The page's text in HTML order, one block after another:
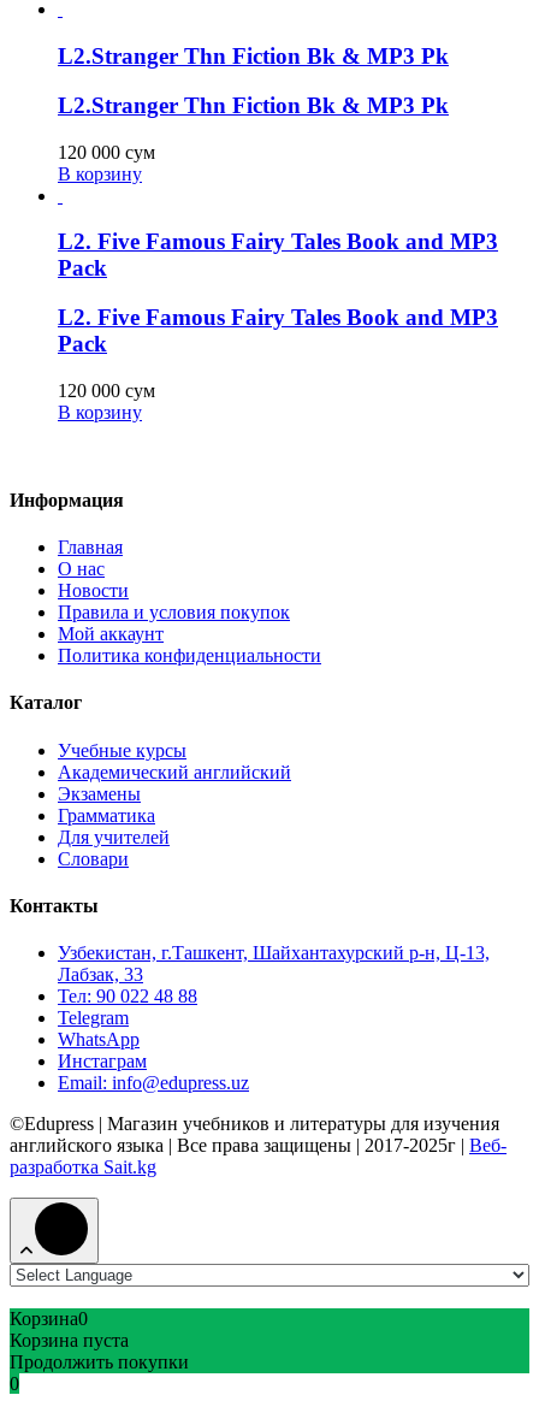
L2.Stranger Thn Fiction Bk & MP3 Pk
L2.Stranger Thn Fiction Bk & MP3 Pk
120 000 сум
В корзину
L2. Five Famous Fairy Tales Book and MP3
Pack
L2. Five Famous Fairy Tales Book and MP3
Pack
120 000 сум
В корзину
Информация
Главная
О нас
Новости
Правила и условия покупок
Мой аккаунт
Политика конфиденциальности
Каталог
Учебные курсы
Академический английский
Экзамены
Грамматика
Для учителей
Словари
Контакты
Узбекистан, г.Ташкент, Шайхантахурский р-н, Ц-13,
Лабзак, 33
Тел: 90 022 48 88
Telegram
WhatsApp
Инстаграм
Email: info@edupress.uz
©Edupress | Магазин учебников и литературы для изучения
английского языка | Все права защищены | 2017-2025г | Веб-
разработка Sait.kg
Корзина0
Корзина пуста
Продолжить покупки
0